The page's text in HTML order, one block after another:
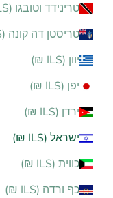
טרינידד וטובגו (ILS ₪)
טריסטן דה קונה (ILS ₪)
יוון (ILS ₪)
יפן (ILS ₪)
ירדן (ILS ₪)
ישראל (ILS ₪)
כווית (ILS ₪)
כף ורדה (ILS ₪)